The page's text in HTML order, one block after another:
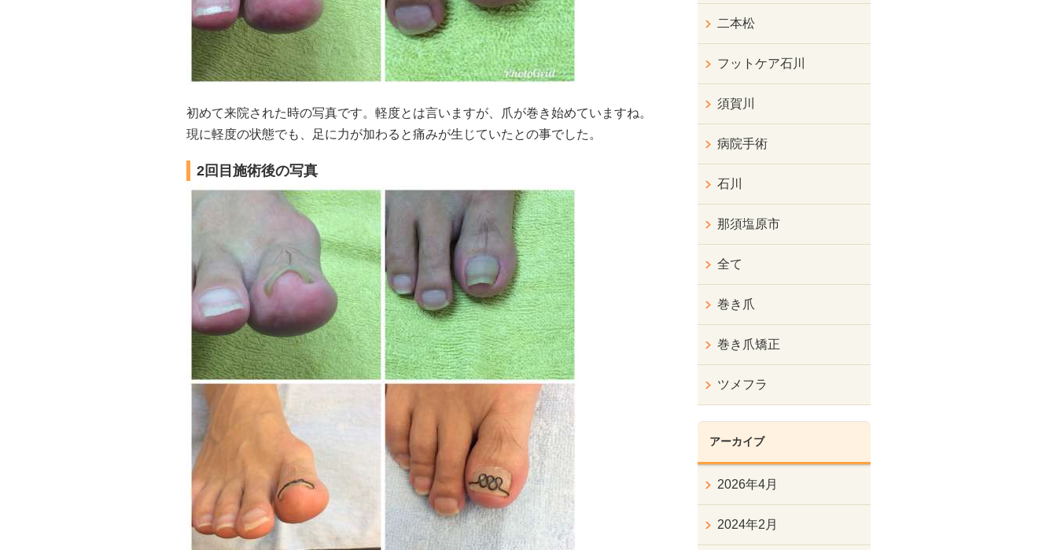
初めて来院された時の写真です。軽度とは言いますが、爪が巻き始めていますね。
現に軽度の状態でも、足に力が加わると痛みが生じていたとの事でした。
2回目施術後の写真
二本松
フットケア石川
須賀川
病院手術
石川
那須塩原市
全て
巻き爪
巻き爪矯正
ツメフラ
アーカイブ
2026年4月
2024年2月